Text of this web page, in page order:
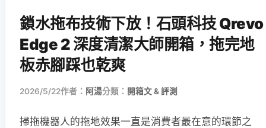
鎖水拖布技術下放！石頭科技 Qrevo
Edge 2 深度清潔大師開箱，拖完地
板赤腳踩也乾爽
2026/5/22作者： 阿湯分類： 開箱文 & 評測
掃拖機器人的拖地效果一直是消費者最在意的環節之